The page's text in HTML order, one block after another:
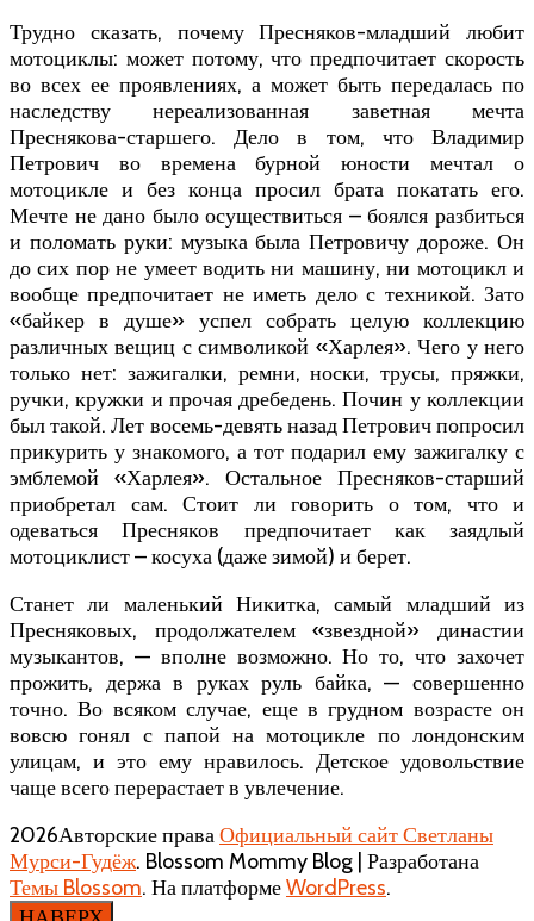
Трудно сказать, почему Пресняков-младший любит
мотоциклы: может потому, что предпочитает скорость
во всех ее проявлениях, а может быть передалась по
наследству нереализованная заветная мечта
Преснякова-старшего. Дело в том, что Владимир
Петрович во времена бурной юности мечтал о
мотоцикле и без конца просил брата покатать его.
Мечте не дано было осуществиться – боялся разбиться
и поломать руки: музыка была Петровичу дороже. Он
до сих пор не умеет водить ни машину, ни мотоцикл и
вообще предпочитает не иметь дело с техникой. Зато
«байкер в душе» успел собрать целую коллекцию
различных вещиц с символикой «Харлея». Чего у него
только нет: зажигалки, ремни, носки, трусы, пряжки,
ручки, кружки и прочая дребедень. Почин у коллекции
был такой. Лет восемь-девять назад Петрович попросил
прикурить у знакомого, а тот подарил ему зажигалку с
эмблемой «Харлея». Остальное Пресняков-старший
приобретал сам. Стоит ли говорить о том, что и
одеваться Пресняков предпочитает как заядлый
мотоциклист – косуха (даже зимой) и берет.
Станет ли маленький Никитка, самый младший из
Пресняковых, продолжателем «звездной» династии
музыкантов, — вполне возможно. Но то, что захочет
прожить, держа в руках руль байка, — совершенно
точно. Во всяком случае, еще в грудном возрасте он
вовсю гонял с папой на мотоцикле по лондонским
улицам, и это ему нравилось. Детское удовольствие
чаще всего перерастает в увлечение.
2026Авторские праваОфициальный сайт Светланы
Мурси-Гудёж. Blossom Mommy Blog | Разработана
Темы Blossom. На платформеWordPress.